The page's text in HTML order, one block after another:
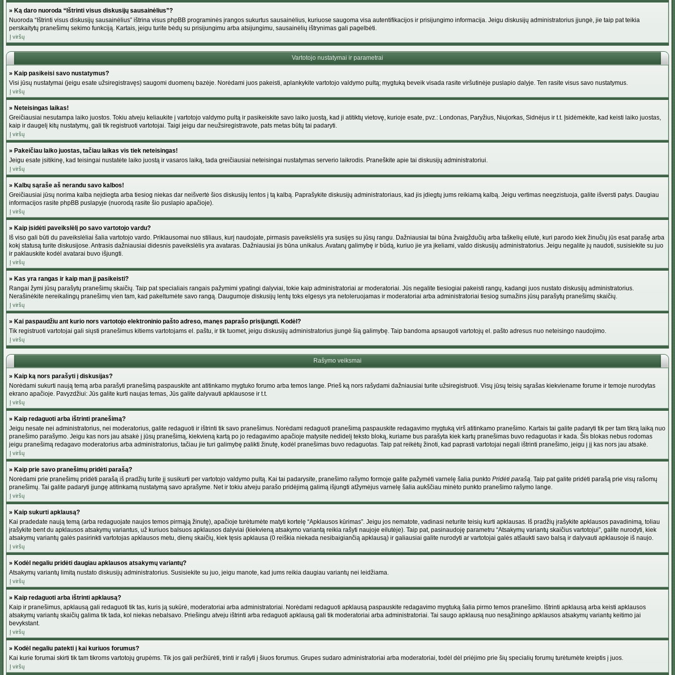
» Ką daro nuoroda “Ištrinti visus diskusijų sausainėlius”?
Nuoroda “Ištrinti visus diskusijų sausainėlius” ištrina visus phpBB programinės įrangos sukurtus sausainėlius, kuriuose saugoma visa autentifikacijos ir prisijungimo informacija. Jeigu diskusijų administratorius įjungė, jie taip pat teikia
perskaitytų pranešimų sekimo funkciją. Kartais, jeigu turite bėdų su prisijungimu arba atsijungimu, sausainėlių ištrynimas gali pagelbėti.
Į viršų
Vartotojo nustatymai ir parametrai
» Kaip pasikeisi savo nustatymus?
Visi jūsų nustatymai (jeigu esate užsiregistravęs) saugomi duomenų bazėje. Norėdami juos pakeisti, aplankykite vartotojo valdymo pultą; mygtuką beveik visada rasite viršutinėje puslapio dalyje. Ten rasite visus savo nustatymus.
Į viršų
» Neteisingas laikas!
Greičiausiai nesutampa laiko juostos. Tokiu atveju keliaukite į vartotojo valdymo pultą ir pasikeiskite savo laiko juostą, kad ji atitiktų vietovę, kurioje esate, pvz.: Londonas, Paryžius, Niujorkas, Sidnėjus ir t.t. Įsidėmėkite, kad keisti laiko juostas,
kaip ir daugelį kitų nustatymų, gali tik registruoti vartotojai. Taigi jeigu dar neužsiregistravote, pats metas būtų tai padaryti.
Į viršų
» Pakeičiau laiko juostas, tačiau laikas vis tiek neteisingas!
Jeigu esate įsitikinę, kad teisingai nustatėte laiko juostą ir vasaros laiką, tada greičiausiai neteisingai nustatymas serverio laikrodis. Praneškite apie tai diskusijų administratoriui.
Į viršų
» Kalbų sąraše aš nerandu savo kalbos!
Greičiausiai jūsų norima kalba neįdiegta arba tiesiog niekas dar neišvertė šios diskusijų lentos į tą kalbą. Paprašykite diskusijų administratoriaus, kad jis įdiegtų jums reikiamą kalbą. Jeigu vertimas neegzistuoja, galite išversti patys. Daugiau
informacijos rasite phpBB puslapyje (nuorodą rasite šio puslapio apačioje).
Į viršų
» Kaip įsidėti paveikslėlį po savo vartotojo vardu?
Iš viso gali būti du paveikslėliai šalia vartotojo vardo. Priklausomai nuo stiliaus, kurį naudojate, pirmasis paveikslėlis yra susijęs su jūsų rangu. Dažniausiai tai būna žvaigždučių arba taškelių eilutė, kuri parodo kiek žinučių jūs esat parašę arba
kokį statusą turite diskusijose. Antrasis dažniausiai didesnis paveikslėlis yra avataras. Dažniausiai jis būna unikalus. Avatarų galimybę ir būdą, kuriuo jie yra įkeliami, valdo diskusijų administratorius. Jeigu negalite jų naudoti, susisiekite su juo
ir paklauskite kodėl avatarai buvo išjungti.
Į viršų
» Kas yra rangas ir kaip man jį pasikeisti?
Rangai žymi jūsų parašytų pranešimų skaičių. Taip pat specialiais rangais pažymimi ypatingi dalyviai, tokie kaip administratoriai ar moderatoriai. Jūs negalite tiesiogiai pakeisti rangų, kadangi juos nustato diskusijų administratorius.
Nerašinėkite nereikalingų pranešimų vien tam, kad pakeltumėte savo rangą. Daugumoje diskusijų lentų toks elgesys yra netoleruojamas ir moderatoriai arba administratoriai tiesiog sumažins jūsų parašytų pranešimų skaičių.
Į viršų
» Kai paspaudžiu ant kurio nors vartotojo elektroninio pašto adreso, manęs paprašo prisijungti. Kodėl?
Tik registruoti vartotojai gali siųsti pranešimus kitiems vartotojams el. paštu, ir tik tuomet, jeigu diskusijų administratorius įjungė šią galimybę. Taip bandoma apsaugoti vartotojų el. pašto adresus nuo neteisingo naudojimo.
Į viršų
Rašymo veiksmai
» Kaip ką nors parašyti į diskusijas?
Norėdami sukurti naują temą arba parašyti pranešimą paspauskite ant atitinkamo mygtuko forumo arba temos lange. Prieš ką nors rašydami dažniausiai turite užsiregistruoti. Visų jūsų teisių sąrašas kiekviename forume ir temoje nurodytas
ekrano apačioje. Pavyzdžiui: Jūs galite kurti naujas temas, Jūs galite dalyvauti apklausose ir t.t.
Į viršų
» Kaip redaguoti arba ištrinti pranešimą?
Jeigu nesate nei administratorius, nei moderatorius, galite redaguoti ir ištrinti tik savo pranešimus. Norėdami redaguoti pranešimą paspauskite redagavimo mygtuką virš atitinkamo pranešimo. Kartais tai galite padaryti tik per tam tikrą laiką nuo
pranešimo parašymo. Jeigu kas nors jau atsakė į jūsų pranešimą, kiekvieną kartą po jo redagavimo apačioje matysite nedidelį teksto bloką, kuriame bus parašyta kiek kartų pranešimas buvo redaguotas ir kada. Šis blokas nebus rodomas
jeigu pranešimą redagavo moderatorius arba administratorius, tačiau jie turi galimybę palikti žinutę, kodėl pranešimas buvo redaguotas. Taip pat reikėtų žinoti, kad paprasti vartotojai negali ištrinti pranešimo, jeigu į jį kas nors jau atsakė.
Į viršų
» Kaip prie savo pranešimų pridėti parašą?
Norėdami prie pranešimų pridėti parašą iš pradžių turite jį susikurti per vartotojo valdymo pultą. Kai tai padarysite, pranešimo rašymo formoje galite pažymėti varnelę šalia punkto Pridėti parašą. Taip pat galite pridėti parašą prie visų rašomų
pranešimų. Tai galite padaryti įjungę atitinkamą nustatymą savo aprašyme. Net ir tokiu atveju parašo pridėjimą galimą išjungti atžymėjus varnelę šalia aukščiau minėto punkto pranešimo rašymo lange.
Į viršų
» Kaip sukurti apklausą?
Kai pradedate naują temą (arba redaguojate naujos temos pirmąją žinutę), apačioje turėtumėte matyti kortelę “Apklausos kūrimas”. Jeigu jos nematote, vadinasi neturite teisių kurti apklausas. Iš pradžių įrašykite apklausos pavadinimą, toliau
įrašykite bent du apklausos atsakymų variantus, už kuriuos balsuos apklausos dalyviai (kiekvieną atsakymo variantą reikia rašyti naujoje eilutėje). Taip pat, pasinaudoję parametru “Atsakymų variantų skaičius vartotojui”, galite nurodyti, kiek
atsakymų variantų galės pasirinkti vartotojas apklausos metu, dienų skaičių, kiek tęsis apklausa (0 reiškia niekada nesibaigiančią apklausą) ir galiausiai galite nurodyti ar vartotojai galės atšaukti savo balsą ir dalyvauti apklausoje iš naujo.
Į viršų
» Kodėl negaliu pridėti daugiau apklausos atsakymų variantų?
Atsakymų variantų limitą nustato diskusijų administratorius. Susisiekite su juo, jeigu manote, kad jums reikia daugiau variantų nei leidžiama.
Į viršų
» Kaip redaguoti arba ištrinti apklausą?
Kaip ir pranešimus, apklausą gali redaguoti tik tas, kuris ją sukūrė, moderatoriai arba administratoriai. Norėdami redaguoti apklausą paspauskite redagavimo mygtuką šalia pirmo temos pranešimo. Ištrinti apklausą arba keisti apklausos
atsakymų variantų skaičių galima tik tada, kol niekas nebalsavo. Priešingu atveju ištrinti arba redaguoti apklausą gali tik moderatoriai arba administratoriai. Tai saugo apklausą nuo nesąžiningo apklausos atsakymų variantų keitimo jai
bevykstant.
Į viršų
» Kodėl negaliu patekti į kai kuriuos forumus?
Kai kurie forumai skirti tik tam tikroms vartotojų grupėms. Tik jos gali peržiūrėti, trinti ir rašyti į šiuos forumus. Grupes sudaro administratoriai arba moderatoriai, todėl dėl priėjimo prie šių specialių forumų turėtumėte kreiptis į juos.
Į viršų